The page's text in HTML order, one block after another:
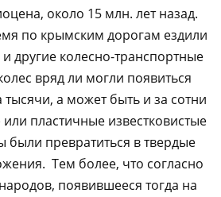
около 15 млн. лет назад.
по крымским дорогам ездили
другие колесно-транспортные
вряд ли могли появиться
тысячи, а может быть и за сотни
пластичные известковистые
превратиться в твердые
Тем более, что согласно
появившееся тогда на